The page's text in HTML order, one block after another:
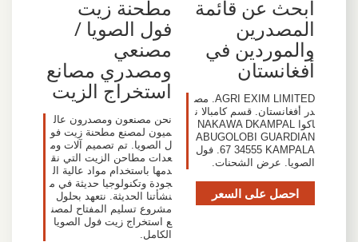
ابحث عن قائمة
المصدرين
والموردين في
أفغانستان
AGRI EXIM LIMITED. مص
در أفغانستان. قسم كامبالا ن
اكوا NAKAWA DKAMPAL
ABUGOLOBI GUARDIAN
67 34555 KAMPALA. فول
الصويا. عرض الشحنات.
احصل على السعر
مطحنة زيت
فول الصويا /
مصنعي
ومصدري مصانع
استخراج الزيت
نحن مصنعون ومصدرون عال
ميون لمصنع مطحنة زيت فو
ل الصويا. تم تصميم آلات وم
عدات مطاحن الزيت التي نق
دمها باستخدام مواد عالية ال
جودة وتكنولوجيا حديثة في م
نشأتنا الحديثة. نتعهد بحلول
مشروع تسليم المفتاح لمصن
ع استخراج زيت فول الصويا
الكامل.